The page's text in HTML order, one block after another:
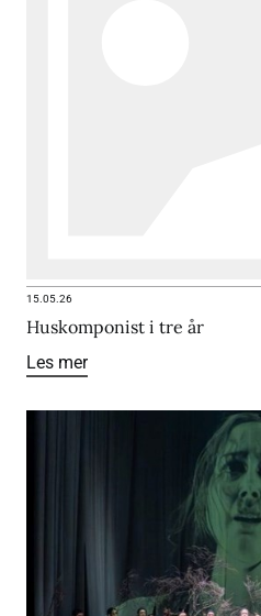
15.05.26
Huskomponist i tre år
Les mer